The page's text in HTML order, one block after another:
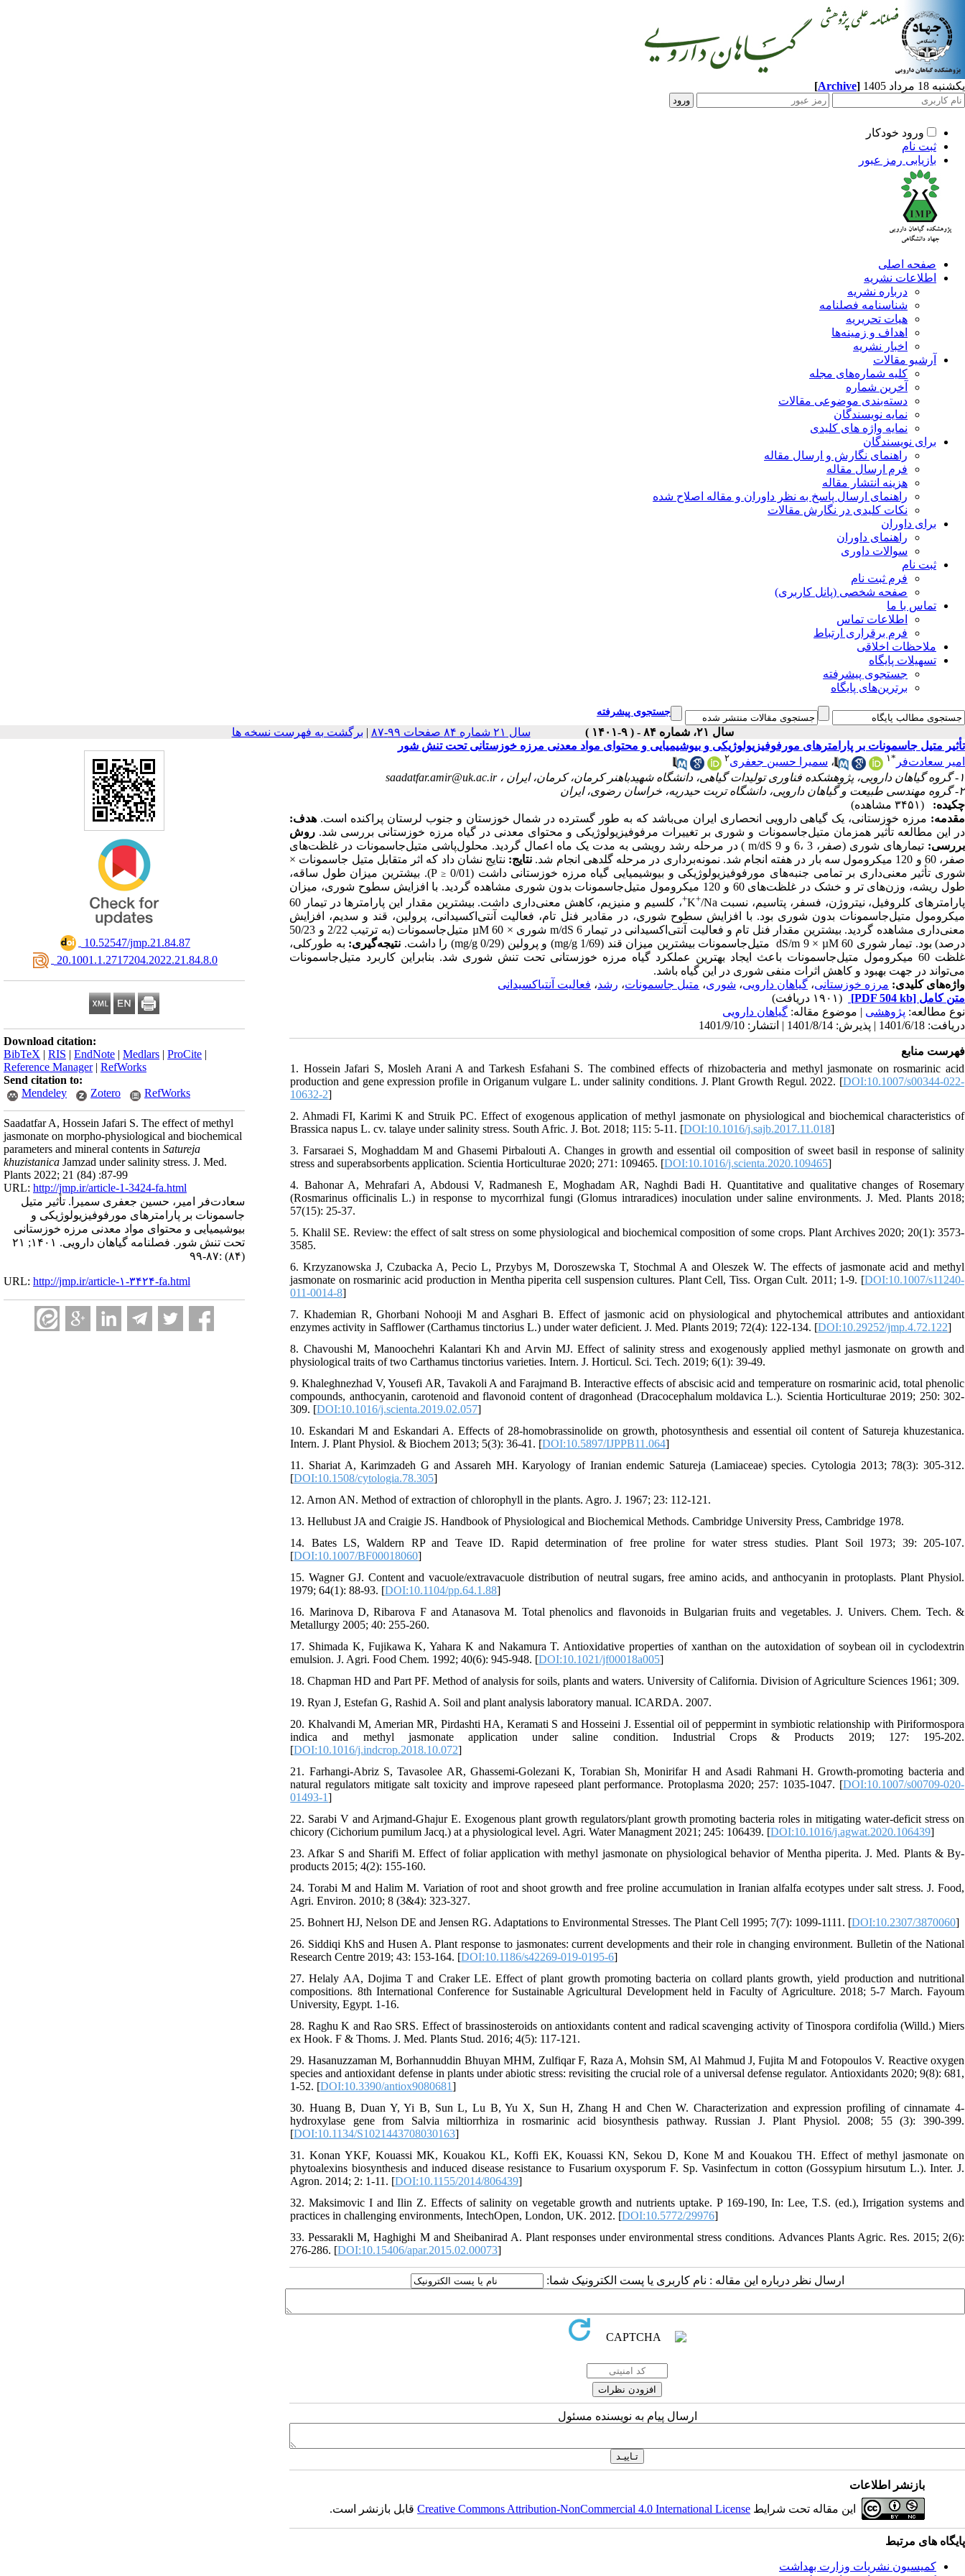
یکشنبه 18 مرداد 1405 [Archive]
ورود خودکار
ثبت نام
بازیابی رمز عبور
صفحه اصلی
اطلاعات نشریه
درباره نشریه
شناسنامه فصلنامه
هیات تحریریه
اهداف و زمینه‌ها
اخبار نشریه
آرشیو مقالات
کلیه شماره‌های مجله
آخرین شماره
دسته‌بندی موضوعی مقالات
نمایه نویسندگان
نمایه واژه های کلیدی
برای نویسندگان
راهنمای نگارش و ارسال مقاله
فرم ارسال مقاله
هزینه انتشار مقاله
راهنمای ارسال پاسخ به نظر داوران و مقاله اصلاح شده
نکات کلیدی در نگارش مقالات
برای داوران
راهنمای داوران
سوالات داوری
ثبت نام
فرم ثبت نام
صفحه شخصی (پانل کاربری)
تماس با ما
اطلاعات تماس
فرم برقراری ارتباط
ملاحظات اخلاقی
تسهیلات پایگاه
جستجوی پیشرفته
برترین‌های پایگاه
جستجوی پیشرفته
سال ۲۱، شماره ۸۴ - ( ۹-۱۴۰۱ ) سال ۲۱ شماره ۸۴ صفحات ۹۹-۸۷ | برگشت به فهرست نسخه ها
‎ 10.52547/jmp.21.84.87
‎ 20.1001.1.2717204.2022.21.84.8.0
Download citation:
BibTeX | RIS | EndNote | Medlars | ProCite |
Reference Manager| RefWorks
Send citation to:
Mendeley
Zotero RefWorks
Saadatfar A, Hossein Jafari S. The effect of methyl
jasmonate on morpho-physiological and biochemical
parameters and mineral contents in Satureja
khuzistanica Jamzad under salinity stress. J. Med.
Plants 2022; 21 (84) :87-99
URL: http://jmp.ir/article-1-3424-fa.html
سعادت‌فر امیر، حسین جعفری سمیرا. تأثیر متیل
جاسمونات بر پارامترهای مورفوفیزیولوژیکی و
بیوشیمیایی و محتوای مواد معدنی مرزه خوزستانی
تحت تنش شور. فصلنامه گياهان دارویی. ۱۴۰۱; ۲۱
(۸۴) :۸۷-۹۹
URL: http://jmp.ir/article-۱-۳۴۲۴-fa.html
تأثیر متیل جاسمونات بر پارامترهای مورفوفیزیولوژیکی و بیوشیمیایی و محتوای مواد معدنی مرزه خوزستانی تحت تنش شور
امیر سعادت‌فر *۱ ، سمیرا حسین جعفری۲
۱- گروه گیاهان دارویی، پژوهشکده فناوری تولیدات گیاهی، دانشگاه شهیدباهنر کرمان، کرمان، ایران ،
saadatfar.amir@uk.ac.ir
۲- گروه مهندسی طبیعت و گیاهان دارویی، دانشگاه تربت حیدریه، خراسان رضوی، ایران
چکیده:
(۳۴۵۱ مشاهده)
مقدمه: مرزه خوزستانی، یک گیاهی دارویی انحصاری ایران می‌باشد که به طور گسترده در شمال خوزستان و جنوب لرستان پراکنده است. هدف:
در این مطالعه تأثیر همزمان متیل‌جاسمونات و شوری بر تغییرات مرفوفیزیولوژیکی و محتوای معدنی در گیاه مرزه خوزستانی بررسی شد. روش
بررسی:
تیمارهای شوری (صفر، 3 ،6 و m/dS 9 ) در مرحله رشد رویشی به مدت یک ماه اعمال گردید. محلول‌پاشی متیل‌جاسمونات در غلظت‌های
صفر، 60 و 120 میکرومول سه بار در هفته انجام شد. نمونه‌برداری در مرحله گلدهی انجام شد.
نتایج: نتایج نشان داد که اثر متقابل متیل جاسمونات ×
شوری تأثیر معنی‌داری بر تمامی جنبه‌های مورفوفیزیولوژیکی و بیوشیمیایی گیاه مرزه خوزستانی داشت (0/01
≤
P). بیشترین میزان طول ساقه،
طول ریشه، وزن‌های تر و خشک در غلظت‌های 60 و 120 میکرومول متیل‌جاسمونات بدون شوری مشاهده گردید. با افزایش سطوح شوری، میزان
پارامترهای کلروفیل، نیتروژن، فسفر، پتاسیم، نسبت K
+/Na
+
، کلسیم و منیزیم، کاهش معنی‌داری داشت. بیشترین مقدار این پارامترها در تیمار 60
میکرومول متیل‌جاسمونات بدون شوری بود. با افزایش سطوح شوری، در مقادیر فنل تام، فعالیت آنتی‌اکسیدانی، پرولین، قند و سدیم، افزایش
معنی‌داری مشاهده گردید. بیشترین مقدار فنل تام و فعالیت آنتی‌اکسیدانی در تیمار m/dS 6 شوری × µM 60 متیل‌جاسمونات (به ترتیب 2/22 و 50/23
درصد) بود. تیمار شوری dS/m 9 × µM 60 متیل‌جاسمونات بیشترین میزان قند (mg/g 1/69) و پرولین (mg/g 0/29) را داشت.
نتیجه‌گیری: به طورکلی،
غلظت 60 میکرومول متیل‌جاسمونات باعث ایجاد بهترین عملکرد گیاه مرزه خوزستانی تحت تنش شوری شد. بنابراین کاربرد متیل‌جاسمونات
می‌تواند در جهت بهبود و کاهش اثرات منفی شوری در این گیاه باشد.
واژه‌های کلیدی: مرزه خوزستانی، گیاهان دارویی، شوری، متیل جاسمونات، رشد، فعالیت آنتی‎اکسیدانی
متن کامل [PDF 504 kb]
(۱۹۰۱ دریافت)
نوع مطالعه: پژوهشی | موضوع مقاله: گياهان دارویی
دریافت: 1401/6/18 | پذیرش: 1401/8/14 | انتشار: 1401/9/10
فهرست منابع
1. Hossein Jafari S, Mosleh Arani A and Tarkesh Esfahani S. The combined effects of rhizobacteria and methyl jasmonate on rosmarinic acid
production and gene expression profile in Origanum vulgare L. under salinity conditions. J. Plant Growth Regul. 2022. [DOI:10.1007/s00344-022-
10632-2]
2. Ahmadi FI, Karimi K and Struik PC. Effect of exogenous application of methyl jasmonate on physiological and biochemical characteristics of
Brassica napus L. cv. talaye under salinity stress. South Afric. J. Bot. 2018; 115: 5-11. [DOI:10.1016/j.sajb.2017.11.018]
3. Farsaraei S, Moghaddam M and Ghasemi Pirbalouti A. Changes in growth and essential oil composition of sweet basil in response of salinity
stress and superabsorbents application. Scientia Horticulturae 2020; 271: 109465. [DOI:10.1016/j.scienta.2020.109465]
4. Bahonar A, Mehrafari A, Abdousi V, Radmanesh E, Moghadam AR, Naghdi Badi H. Quantitative and qualitative changes of Rosemary
(Rosmarinus officinalis L.) in response to mycorrhizal fungi (Glomus intraradices) inoculation under saline environments. J. Med. Plants 2018;
57(15): 25-37.
5. Khalil SE. Review: the effect of salt stress on some physiological and biochemical composition of some crops. Plant Archives 2020; 20(1): 3573-
3585.
6. Krzyzanowska J, Czubacka A, Pecio L, Przybys M, Doroszewska T, Stochmal A and Oleszek W. The effects of jasmonate acid and methyl
jasmonate on rosmarinic acid production in Mentha piperita cell suspension cultures. Plant Cell, Tiss. Organ Cult. 2011; 1-9. [DOI:10.1007/s11240-
011-0014-8]
7. Khademian R, Ghorbani Nohooji M and Asghari B. Effect of jasmonic acid on physiological and phytochemical attributes and antioxidant
enzymes activity in Safflower (Carthamus tinctorius L.) under water deficient. J. Med. Plants 2019; 72(4): 122-134. [DOI:10.29252/jmp.4.72.122]
8. Chavoushi M, Manoochehri Kalantari Kh and Arvin MJ. Effect of salinity stress and exogenously applied methyl jasmonate on growth and
physiological traits of two Carthamus tinctorius varieties. Intern. J. Horticul. Sci. Tech. 2019; 6(1): 39-49.
9. Khaleghnezhad V, Yousefi AR, Tavakoli A and Farajmand B. Interactive effects of abscisic acid and temperature on rosmarinic acid, total phenolic
compounds, anthocyanin, carotenoid and flavonoid content of dragonhead (Dracocephalum moldavica L.). Scientia Horticulturae 2019; 250: 302-
309. [DOI:10.1016/j.scienta.2019.02.057]
10. Eskandari M and Eskandari A. Effects of 28-homobrassinolide on growth, photosynthesis and essential oil content of Satureja khuzestanica.
Intern. J. Plant Physiol. & Biochem 2013; 5(3): 36-41. [DOI:10.5897/IJPPB11.064]
11. Shariat A, Karimzadeh G and Assareh MH. Karyology of Iranian endemic Satureja (Lamiaceae) species. Cytologia 2013; 78(3): 305-312.
[DOI:10.1508/cytologia.78.305]
12. Arnon AN. Method of extraction of chlorophyll in the plants. Agro. J. 1967; 23: 112-121.
13. Hellubust JA and Craigie JS. Handbook of Physiological and Biochemical Methods. Cambridge University Press, Cambridge 1978.
14. Bates LS, Waldern RP and Teave ID. Rapid determination of free proline for water stress studies. Plant Soil 1973; 39: 205-107.
[DOI:10.1007/BF00018060]
15. Wagner GJ. Content and vacuole/extravacuole distribution of neutral sugars, free amino acids, and anthocyanin in protoplasts. Plant Physiol.
1979; 64(1): 88-93. [DOI:10.1104/pp.64.1.88]
16. Marinova D, Ribarova F and Atanasova M. Total phenolics and flavonoids in Bulgarian fruits and vegetables. J. Univers. Chem. Tech. &
Metallurgy 2005; 40: 255-260.
17. Shimada K, Fujikawa K, Yahara K and Nakamura T. Antioxidative properties of xanthan on the autoxidation of soybean oil in cyclodextrin
emulsion. J. Agri. Food Chem. 1992; 40(6): 945-948. [DOI:10.1021/jf00018a005]
18. Chapman HD and Part PF. Method of analysis for soils, plants and waters. University of California. Division of Agriculture Sciences 1961; 309.
19. Ryan J, Estefan G, Rashid A. Soil and plant analysis laboratory manual. ICARDA. 2007.
20. Khalvandi M, Amerian MR, Pirdashti HA, Keramati S and Hosseini J. Essential oil of peppermint in symbiotic relationship with Piriformospora
indica and methyl jasmonate application under saline condition. Industrial Crops & Products 2019; 127: 195-202.
[DOI:10.1016/j.indcrop.2018.10.072]
21. Farhangi-Abriz S, Tavasolee AR, Ghassemi-Golezani K, Torabian Sh, Monirifar H and Asadi Rahmani H. Growth-promoting bacteria and
natural regulators mitigate salt toxicity and improve rapeseed plant performance. Protoplasma 2020; 257: 1035-1047. [DOI:10.1007/s00709-020-
01493-1]
22. Sarabi V and Arjmand-Ghajur E. Exogenous plant growth regulators/plant growth promoting bacteria roles in mitigating water-deficit stress on
chicory (Cichorium pumilum Jacq.) at a physiological level. Agri. Water Managment 2021; 245: 106439. [DOI:10.1016/j.agwat.2020.106439]
23. Afkar S and Sharifi M. Effect of foliar application with methyl jasmonate on physiological behavior of Mentha piperita. J. Med. Plants & By-
products 2015; 4(2): 155-160.
24. Torabi M and Halim M. Variation of root and shoot growth and free proline accumulation in Iranian alfalfa ecotypes under salt stress. J. Food,
Agri. Environ. 2010; 8 (3&4): 323-327.
25. Bohnert HJ, Nelson DE and Jensen RG. Adaptations to Environmental Stresses. The Plant Cell 1995; 7(7): 1099-1111. [DOI:10.2307/3870060]
26. Siddiqi KhS and Husen A. Plant response to jasmonates: current developments and their role in changing environment. Bulletin of the National
Research Centre 2019; 43: 153-164. [DOI:10.1186/s42269-019-0195-6]
27. Helaly AA, Dojima T and Craker LE. Effect of plant growth promoting bacteria on collard plants growth, yield production and nutritional
compositions. 8th International Conference for Sustainable Agricultural Development held in Faculty of Agriculture. 2018; 5-7 March. Fayoum
University, Egypt. 1-16.
28. Raghu K and Rao SRS. Effect of brassinosteroids on antioxidants content and radical scavenging activity of Tinospora cordifolia (Willd.) Miers
ex Hook. F & Thoms. J. Med. Plants Stud. 2016; 4(5): 117-121.
29. Hasanuzzaman M, Borhannuddin Bhuyan MHM, Zulfiqar F, Raza A, Mohsin SM, Al Mahmud J, Fujita M and Fotopoulos V. Reactive oxygen
species and antioxidant defense in plants under abiotic stress: revisiting the crucial role of a universal defense regulator. Antioxidants 2020; 9(8): 681,
1-52. [DOI:10.3390/antiox9080681]
30. Huang B, Duan Y, Yi B, Sun L, Lu B, Yu X, Sun H, Zhang H and Chen W. Characterization and expression profiling of cinnamate 4-
hydroxylase gene from Salvia miltiorrhiza in rosmarinic acid biosynthesis pathway. Russian J. Plant Physiol. 2008; 55 (3): 390-399.
[DOI:10.1134/S1021443708030163]
31. Konan YKF, Kouassi MK, Kouakou KL, Koffi EK, Kouassi KN, Sekou D, Kone M and Kouakou TH. Effect of methyl jasmonate on
phytoalexins biosynthesis and induced disease resistance to Fusarium oxysporum F. Sp. Vasinfectum in cotton (Gossypium hirsutum L.). Inter. J.
Agron. 2014; 2: 1-11. [DOI:10.1155/2014/806439]
32. Maksimovic I and Ilin Z. Effects of salinity on vegetable growth and nutrients uptake. P 169-190, In: Lee, T.S. (ed.), Irrigation systems and
practices in challenging environments, IntechOpen, London, UK. 2012. [DOI:10.5772/29976]
33. Pessarakli M, Haghighi M and Sheibanirad A. Plant responses under environmental stress conditions. Advances Plants Agric. Res. 2015; 2(6):
276-286. [DOI:10.15406/apar.2015.02.00073]
ارسال نظر درباره این مقاله : نام کاربری یا پست الکترونیک شما:
ارسال پیام به نویسنده مسئول
بازنشر اطلاعات
این مقاله تحت شرایط Creative Commons Attribution-NonCommercial 4.0 International Licenseقابل بازنشر است.
پایگاه های مرتبط
کمیسیون نشریات وزارت بهداشت